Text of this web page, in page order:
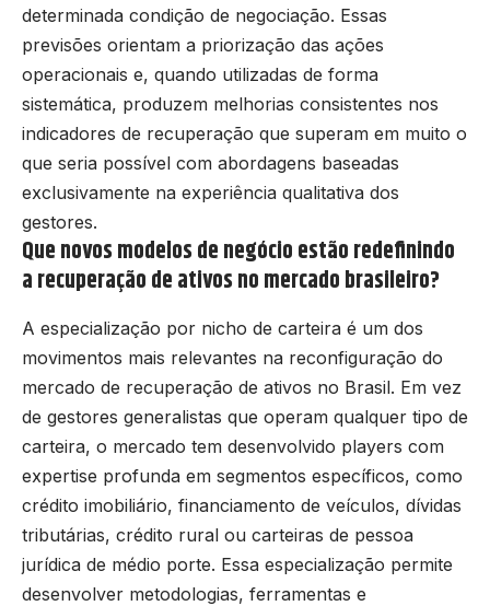
determinada condição de negociação. Essas
previsões orientam a priorização das ações
operacionais e, quando utilizadas de forma
sistemática, produzem melhorias consistentes nos
indicadores de recuperação que superam em muito o
que seria possível com abordagens baseadas
exclusivamente na experiência qualitativa dos
gestores.
Que novos modelos de negócio estão redefinindo
a recuperação de ativos no mercado brasileiro?
A especialização por nicho de carteira é um dos
movimentos mais relevantes na reconfiguração do
mercado de recuperação de ativos no Brasil. Em vez
de gestores generalistas que operam qualquer tipo de
carteira, o mercado tem desenvolvido players com
expertise profunda em segmentos específicos, como
crédito imobiliário, financiamento de veículos, dívidas
tributárias, crédito rural ou carteiras de pessoa
jurídica de médio porte. Essa especialização permite
desenvolver metodologias, ferramentas e